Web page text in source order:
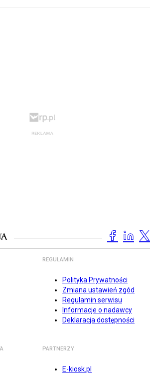
REGULAMIN
Polityka Prywatności
Zmiana ustawień zgód
Regulamin serwisu
Informacje o nadawcy
Deklaracja dostępności
PARTNERZY
E-kiosk.pl